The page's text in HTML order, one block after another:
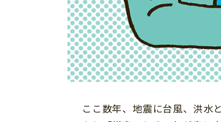
ここ数年、地震に台風、洪水